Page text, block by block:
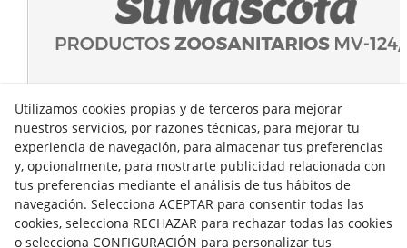
Utilizamos cookies propias y de terceros para mejorar
nuestros servicios, por razones técnicas, para mejorar tu
experiencia de navegación, para almacenar tus preferencias
y, opcionalmente, para mostrarte publicidad relacionada con
tus preferencias mediante el análisis de tus hábitos de
navegación. Selecciona ACEPTAR para consentir todas las
cookies, selecciona RECHAZAR para rechazar todas las cookies
o selecciona CONFIGURACIÓN para personalizar tus